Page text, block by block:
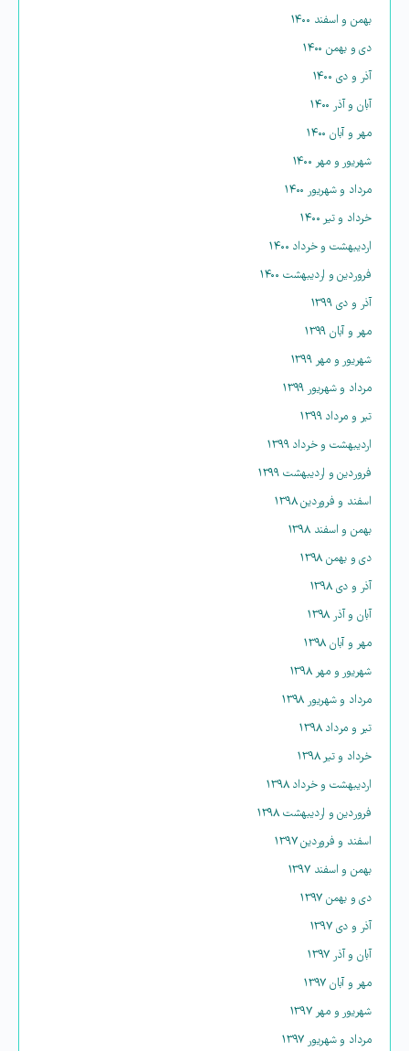
بهمن و اسفند ۱۴۰۰
دی و بهمن ۱۴۰۰
آذر و دی ۱۴۰۰
آبان و آذر ۱۴۰۰
مهر و آبان ۱۴۰۰
شهریور و مهر ۱۴۰۰
مرداد و شهریور ۱۴۰۰
خرداد و تیر ۱۴۰۰
اردیبهشت و خرداد ۱۴۰۰
فروردین و اردیبهشت ۱۴۰۰
آذر و دی ۱۳۹۹
مهر و آبان ۱۳۹۹
شهریور و مهر ۱۳۹۹
مرداد و شهریور ۱۳۹۹
تیر و مرداد ۱۳۹۹
اردیبهشت و خرداد ۱۳۹۹
فروردین و اردیبهشت ۱۳۹۹
اسفند و فروردین ۱۳۹۸
بهمن و اسفند ۱۳۹۸
دی و بهمن ۱۳۹۸
آذر و دی ۱۳۹۸
آبان و آذر ۱۳۹۸
مهر و آبان ۱۳۹۸
شهریور و مهر ۱۳۹۸
مرداد و شهریور ۱۳۹۸
تیر و مرداد ۱۳۹۸
خرداد و تیر ۱۳۹۸
اردیبهشت و خرداد ۱۳۹۸
فروردین و اردیبهشت ۱۳۹۸
اسفند و فروردین ۱۳۹۷
بهمن و اسفند ۱۳۹۷
دی و بهمن ۱۳۹۷
آذر و دی ۱۳۹۷
آبان و آذر ۱۳۹۷
مهر و آبان ۱۳۹۷
شهریور و مهر ۱۳۹۷
مرداد و شهریور ۱۳۹۷